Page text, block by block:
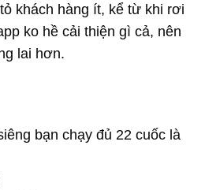
khách hàng ít, kể từ khi rơi
ko hề cải thiện gì cả, nên
lai hơn.
bạn chạy đủ 22 cuốc là